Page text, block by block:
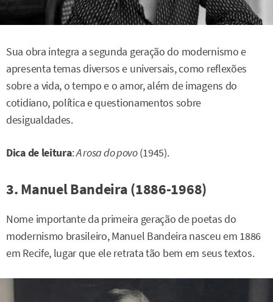
Sua obra integra a segunda geração do modernismo e
apresenta temas diversos e universais, como reflexões
sobre a vida, o tempo e o amor, além de imagens do
cotidiano, política e questionamentos sobre
desigualdades.
Dica de leitura:A rosa do povo(1945).
3. Manuel Bandeira (1886-1968)
Nome importante da primeira geração de poetas do
modernismo brasileiro, Manuel Bandeira nasceu em 1886
em Recife, lugar que ele retrata tão bem em seus textos.